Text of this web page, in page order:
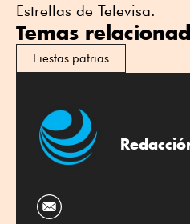
Estrellas de Televisa.
Temas
Fiestas patrias